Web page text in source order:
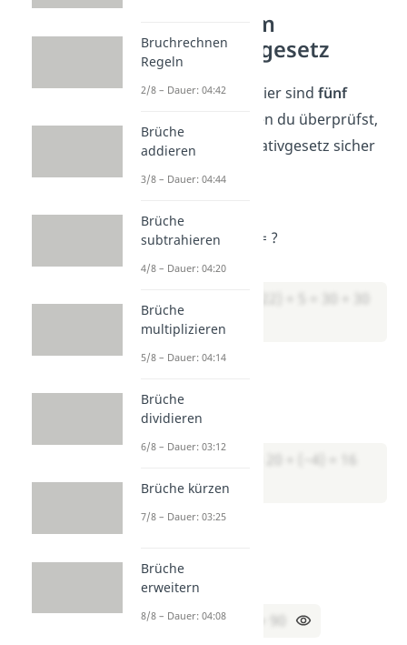
Übungen zum
Kommutativgesetz
Jetzt bist du dran. Hier sind fünf
, mit denen du überprüfst,
ob du das Kommutativgesetz sicher
anwenden kannst.
Aufgabe 1:
17+ 8+ 13+ 22 + 5 = ?
Lösung:
+ 5 = 65
12 + (−4) + 8 = ?
Lösung:
→ (12 + 8) + (−4) = 20 + (−4) = 16
5 · 9 · 2 = ?
Lösung:
→ 5 · 2 · 9 = 10 · 9 = 90
Bruchrechnen
Regeln
2/8 – Dauer: 04:42
Brüche
addieren
3/8 – Dauer: 04:44
Brüche
subtrahieren
4/8 – Dauer: 04:20
Brüche
multiplizieren
5/8 – Dauer: 04:14
Brüche
dividieren
6/8 – Dauer: 03:12
Brüche kürzen
7/8 – Dauer: 03:25
Brüche
erweitern
8/8 – Dauer: 04:08